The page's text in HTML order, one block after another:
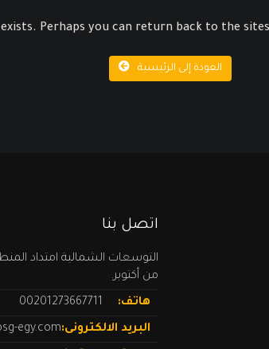
Perhaps you can return back to the
العودة إلى الرئيسية
اتصل بنا
من أكتوبر.
هاتف: 00201273667711
البريد الالكترونى:egy.com